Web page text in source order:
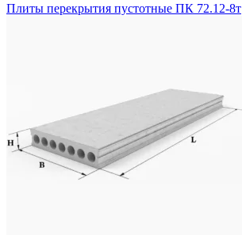
Плиты перекрытия пустотные ПК 72.12-8т